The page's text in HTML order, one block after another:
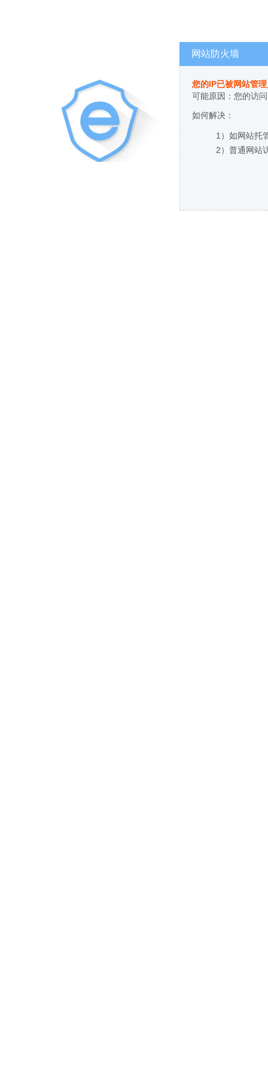
网站防火墙
您的IP已被网站管
可能原因：您的访
如何解决：
1）如网站托
2）普通网站